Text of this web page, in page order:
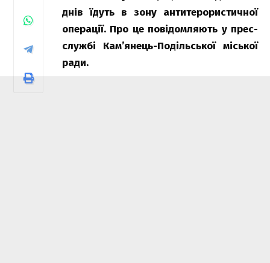
днів їдуть в зону антитерористичної
операції. Про це повідомляють у прес-
службі Кам’янець-Подільської міської
ради.